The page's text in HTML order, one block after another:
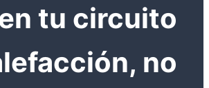
tu circuito
no